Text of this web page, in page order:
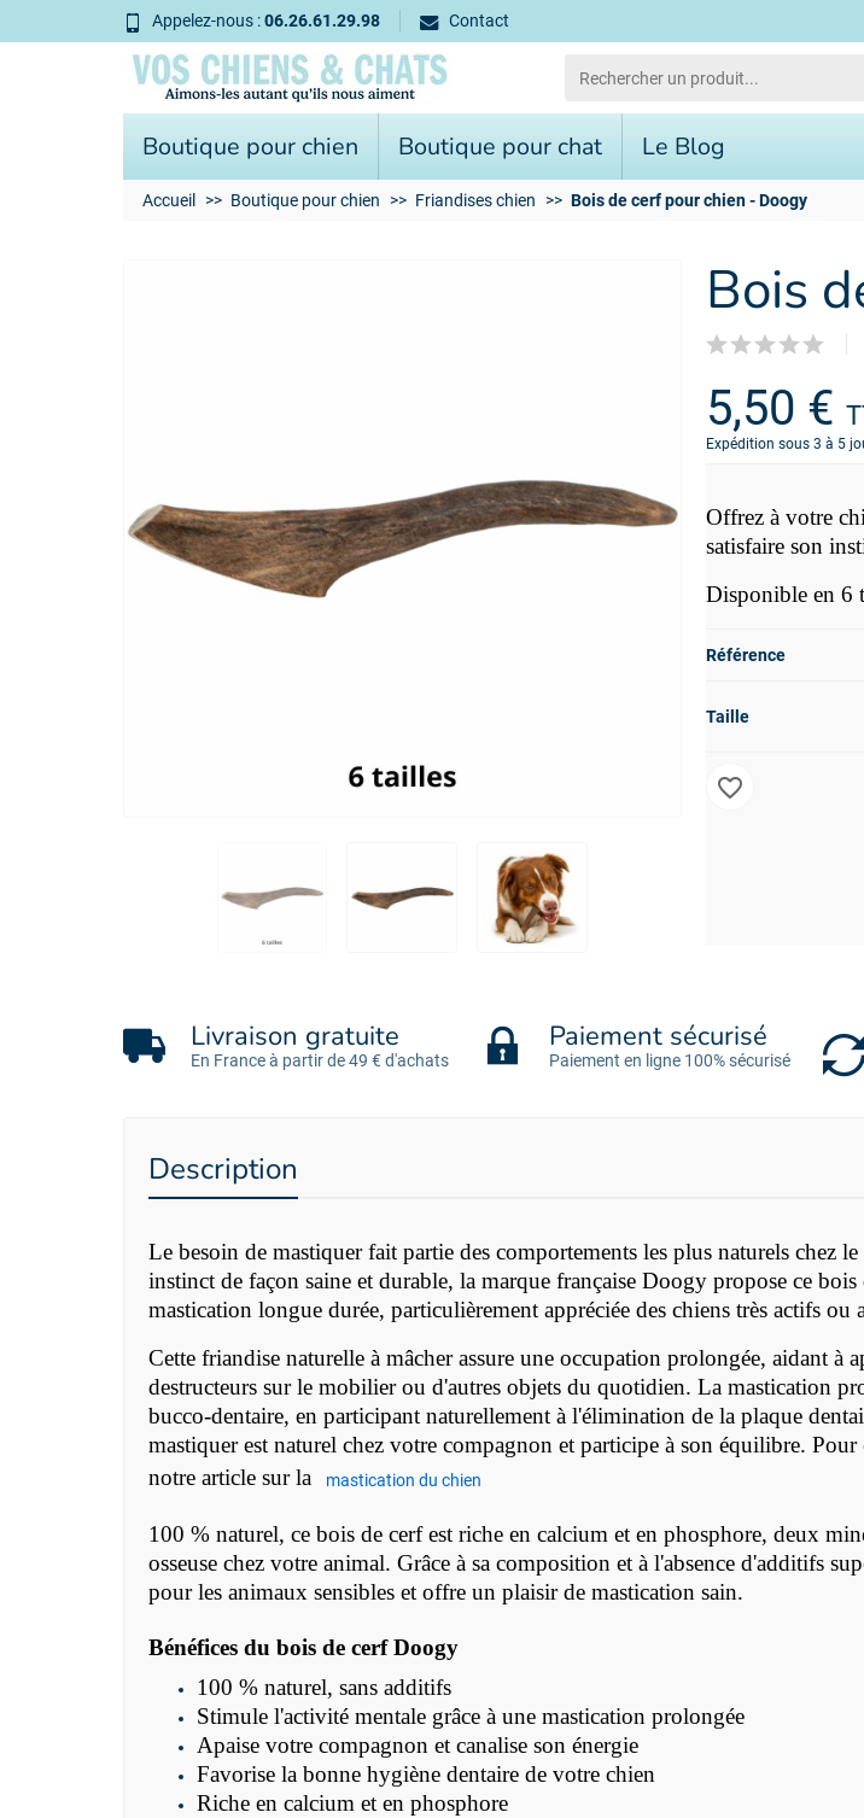
Appelez-nous :06.26.61.29.98 Contact
Boutique pour chien Boutique pour chat Le Blog
Accueil Boutique pour chien Friandises chien Bois de cerf pour chien - Doogy
Bois
5,50 €
Expédition sous 3 à 5
Offrez à votre
satisfaire son
Disponible en 6
Référence
Taille
favorite_border
Livraison gratuite
En France à partir de 49 € d'achats
Paiement sécurisé
Paiement en ligne 100% sécurisé
Description
Le besoin de mastiquer fait partie des comportements les plus naturels chez
instinct de façon saine et durable, la marque française Doogy propose ce
mastication longue durée, particulièrement appréciée des chiens très actifs
Cette friandise naturelle à mâcher assure une occupation prolongée, aidant
destructeurs sur le mobilier ou d'autres objets du quotidien. La mastication
bucco-dentaire, en participant naturellement à l'élimination de la plaque
mastiquer est naturel chez votre compagnon et participe à son équilibre.
notre article sur la
mastication du chien
100 % naturel, ce bois de cerf est riche en calcium et en phosphore, deux
osseuse chez votre animal. Grâce à sa composition et à l'absence d'additifs
pour les animaux sensibles et offre un plaisir de mastication sain.
Bénéfices du bois de cerf Doogy
100 % naturel, sans additifs
Stimule l'activité mentale grâce à une mastication prolongée
Apaise votre compagnon et canalise son énergie
Favorise la bonne hygiène dentaire de votre chien
Riche en calcium et en phosphore